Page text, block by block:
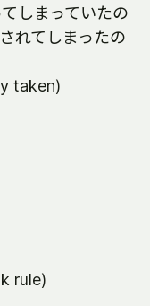
しまっていたの
れてしまったの
taken)
rule)